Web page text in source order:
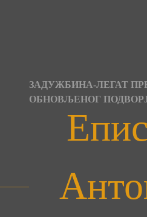
ЗАДУЖБИНА-ЛЕГАТ
ОБНОВЉЕНОГ